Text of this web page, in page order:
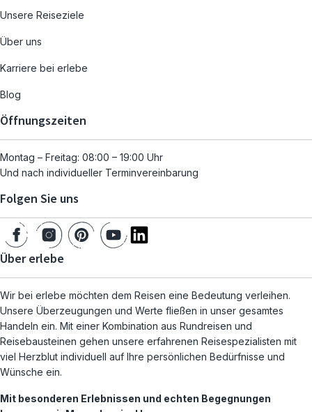
Unsere Reiseziele
Über uns
Karriere bei erlebe
Blog
Öffnungszeiten
Montag – Freitag: 08:00 – 19:00 Uhr
Und nach individueller Terminvereinbarung
Folgen Sie uns
Über erlebe
Wir bei erlebe möchten dem Reisen eine Bedeutung verleihen.
Unsere Überzeugungen und Werte fließen in unser gesamtes
Handeln ein. Mit einer Kombination aus Rundreisen und
Reisebausteinen gehen unsere erfahrenen Reisespezialisten mit
viel Herzblut individuell auf Ihre persönlichen Bedürfnisse und
Wünsche ein.
Mit besonderen Erlebnissen und echten Begegnungen